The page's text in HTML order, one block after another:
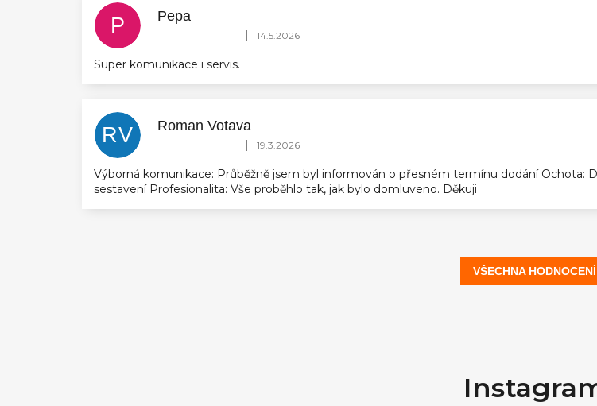
P Pepa
Hodnocení obchodu je 5 z 5 hvězdiček.
| 14.5.2026
Super komunikace i servis.
RV Roman Votava
Hodnocení obchodu je 5 z 5 hvězdiček.
| 19.3.2026
Výborná komunikace: Průběžně jsem byl informován o přesném termínu dodání Ochota:
sestavení Profesionalita: Vše proběhlo tak, jak bylo domluveno. Děkuji
VŠECHNA HODNOCENÍ